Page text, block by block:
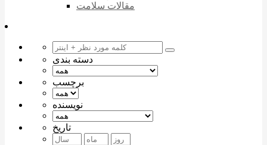
مقالات سلامت
دسته بندی
برچسب
نویسنده
تاریخ